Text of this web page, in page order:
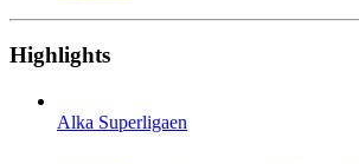
Highlights
Alka Superligaen